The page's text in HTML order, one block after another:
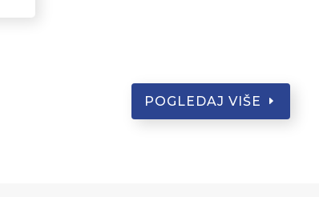
POGLEDAJ VIŠE